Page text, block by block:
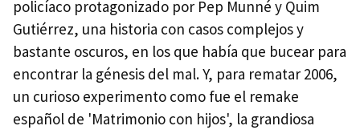
policíaco protagonizado por Pep Munné y Quim
Gutiérrez, una historia con casos complejos y
bastante oscuros, en los que había que bucear para
encontrar la génesis del mal. Y, para rematar 2006,
un curioso experimento como fue el remake
español de 'Matrimonio con hijos', la grandiosa